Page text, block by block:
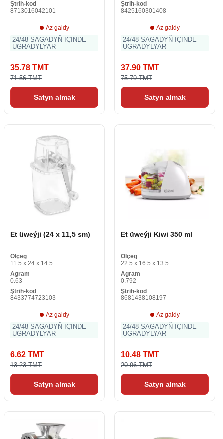
Ştrih-kod
8713016042101
Az galdy
24/48 SAGADYŇ IÇINDE
UGRADYLYAR
35.78 TMT
71.56 TMT
Satyn almak
Ştrih-kod
8425160301408
Az galdy
24/48 SAGADYŇ IÇINDE
UGRADYLYAR
37.90 TMT
75.79 TMT
Satyn almak
Et üweýji (24 x 11,5 sm)
Ölçeg
11.5 x 24 x 14.5
Agram
0.63
Ştrih-kod
8433774723103
Az galdy
24/48 SAGADYŇ IÇINDE
UGRADYLYAR
6.62 TMT
13.23 TMT
Satyn almak
Et üweýji Kiwi 350 ml
Ölçeg
22.5 x 16.5 x 13.5
Agram
0.792
Ştrih-kod
8681438108197
Az galdy
24/48 SAGADYŇ IÇINDE
UGRADYLYAR
10.48 TMT
20.96 TMT
Satyn almak